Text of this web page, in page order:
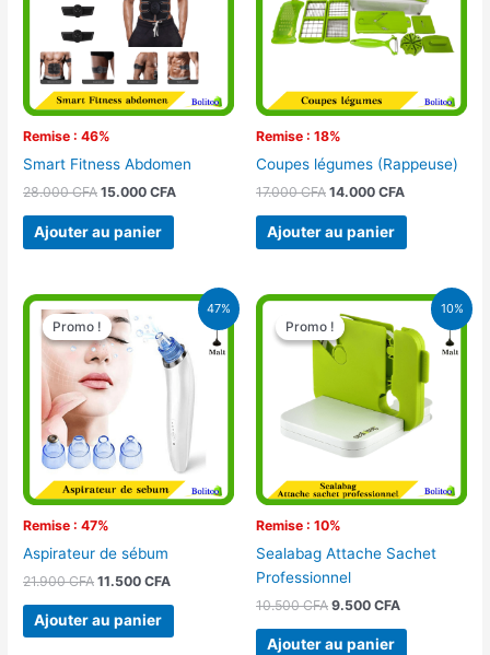
Remise : 46%
Smart Fitness Abdomen
28.000CFA 15.000CFA
Ajouter au panier
Remise : 18%
Coupes légumes (Rappeuse)
17.000CFA 14.000 CFA
Ajouter au panier
47%
Promo !
Remise : 47%
Promo !
Aspirateur de sébum
21.900CFA
Le
prix
initial
était :
21.900 CFA.
11.500CFA
Le
actuel
est :
11.500 CFA.
Ajouter au panier
10%
Promo !
Remise : 10%
Promo !
Sealabag Attache Sachet
Professionnel
10.500CFA
Le
prix
initial
était :
9.500 CFA
Le
actuel
est :
9.500 CFA.
Ajouter au panier